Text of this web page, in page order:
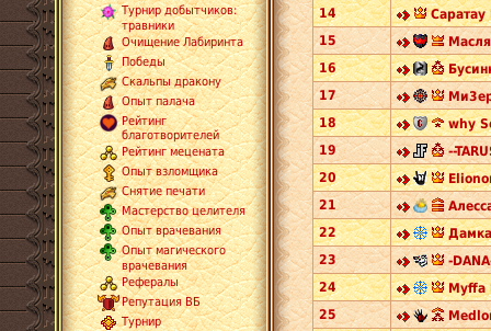
Турнир добытчиков:
травники
Очищение Лабиринта
Победы
Скальпы дракону
Опыт палача
Рейтинг
благотворителей
Рейтинг мецената
Опыт взломщика
Снятие печати
Мастерство целителя
Опыт врачевания
Опыт магического
врачевания
Рефералы
Репутация ВБ
Турнир
14
15
16
17
18
why
19
--
20
21
22
23
-
24
Myffa
25